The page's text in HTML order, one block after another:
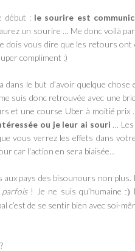
début : le sourire est
un sourire … Me donc voilà
dois vous dire que les retours ont
compliment :)
dans le but d’avoir quelque
suis donc retrouvée avec une
et une course Uber à moitié prix
ou je leur ai souri … Les
vous verrez les effets dans
car l'action en sera biaisée...
aux pays des bisounours non plus.
! Je ne suis qu’humaine :)
c’est de se sentir bien avec soi-